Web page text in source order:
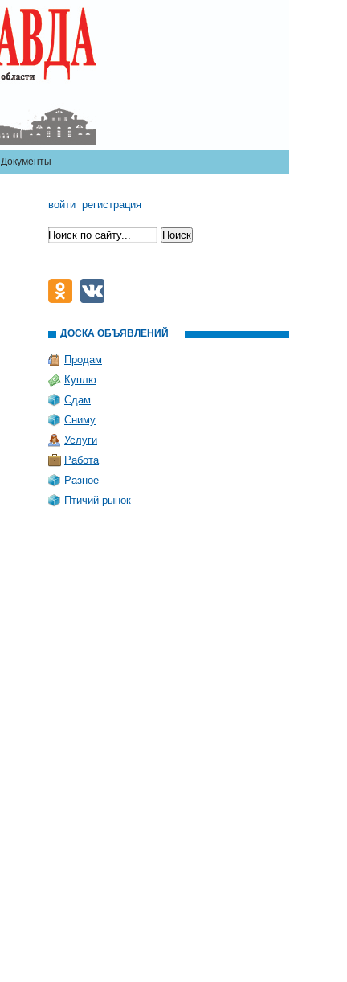
Документы
войти регистрация
ДОСКА ОБЪЯВЛЕНИЙ
Продам
Куплю
Сдам
Сниму
Услуги
Работа
Разное
Птичий рынок